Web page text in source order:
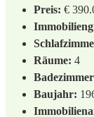
Preis: €
Räume: 4
Baujahr: